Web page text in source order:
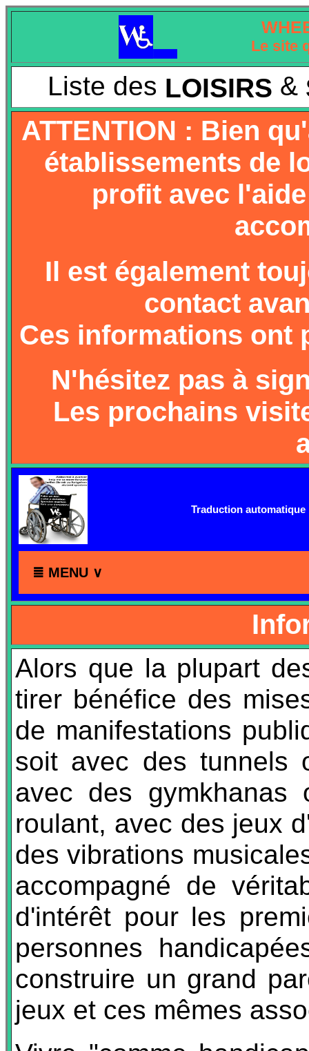
Le site
Liste des LOISIRS &
ATTENTION : Bien
établissements de
profit avec
Il est également
contact
Ces informations ont
N'hésitez pas à
Les prochains
Traduction
≣ MENU ∨
Alors que la plupart
tirer bénéfice des
de manifestations
soit avec des tunnels
avec des
roulant, avec des jeux
des vibrations
accompagné de
d'intérêt pour les
personnes
construire un grand
jeux et ces mêmes